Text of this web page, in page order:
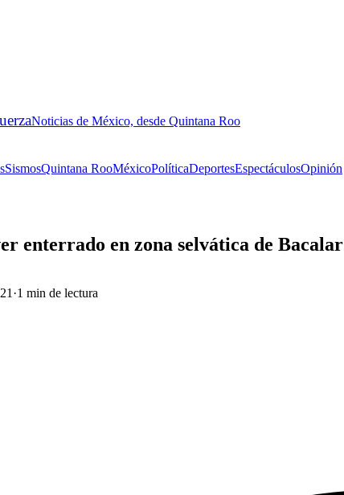
Noticias de México, desde Quintana Roo
SismosQuintana RooMéxicoPolíticaDeportesEspectáculosOpinión
enterrado en zona selvática de Bacalar
·1 min de lectura